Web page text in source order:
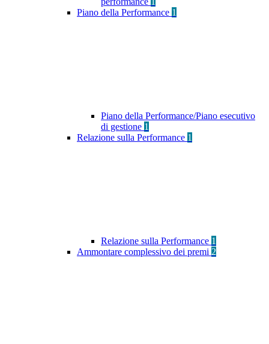
Piano della Performance 1
Piano della Performance/Piano esecutivo
di gestione 1
Relazione sulla Performance 1
Relazione sulla Performance 1
Ammontare complessivo dei premi 2